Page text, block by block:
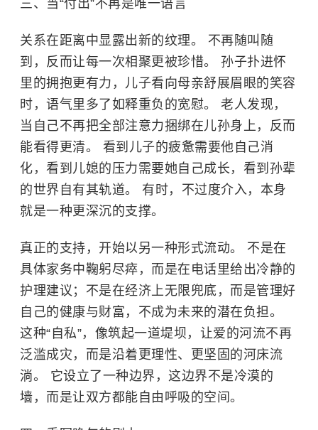
三、当“付出”不再是唯一语言
关系在距离中显露出新的纹理。 不再随叫随
到，反而让每一次相聚更被珍惜。 孙子扑进怀
里的拥抱更有力，儿子看向母亲舒展眉眼的笑容
时，语气里多了如释重负的宽慰。 老人发现，
当自己不再把全部注意力捆绑在儿孙身上，反而
能看得更清。 看到儿子的疲惫需要他自己消
化，看到儿媳的压力需要她自己成长，看到孙辈
的世界自有其轨道。 有时，不过度介入，本身
就是一种更深沉的支撑。
真正的支持，开始以另一种形式流动。 不是在
具体家务中鞠躬尽瘁，而是在电话里给出冷静的
护理建议；不是在经济上无限兜底，而是管理好
自己的健康与财富，不成为未来的潜在负担。
这种“自私”，像筑起一道堤坝，让爱的河流不再
泛滥成灾，而是沿着更理性、更坚固的河床流
淌。 它设立了一种边界，这边界不是冷漠的
墙，而是让双方都能自由呼吸的空间。